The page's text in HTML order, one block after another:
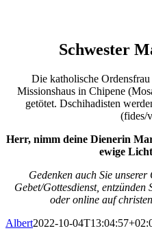
Schwester
Die katholische
Missionshaus in Chipene
getötet. Dschihadisten
(fides/
Herr, nimm deine Dienerin
ewige
Gedenken auch Sie
Gebet/Gottesdienst,
oder online auf
Albert2022-10-